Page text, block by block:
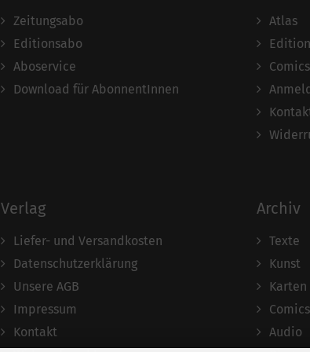
Zeitungsabo
Editionsabo
Aboservice
Download für AbonnentInnen
Atlas
Edition
Comics
Verlag
Liefer- und Versandkosten
Datenschutzerklärung
Unsere AGB
Impressum
Kontakt
Archiv
Texte
Kunst
Karten
Comics
Audio